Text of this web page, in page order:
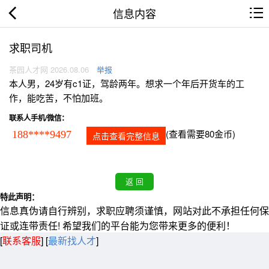
信息内容
求职司机
茶园人才网 2026.08.06 举报
本人男，24岁有c1证，驾龄两年。想求一个年后开货车的工
作，能吃苦，不怕加班。
联系人手机/微信：
188****9497 点击查看完整信息 (查看需要80金币)
特此声明：
信息真伪请自行辨别，求职应聘须谨慎，网站对此不承担任何保
证或连带责任! 希望我们的平台能为您带来更多的便利！
[联系客服] [最新找人才]